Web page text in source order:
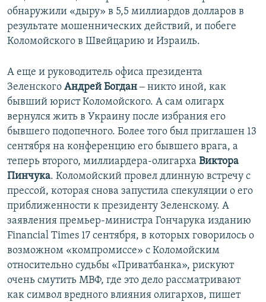
обнаружили «дыру» в 5,5 миллиардов долларов в
результате мошеннических действий, и побеге
Коломойского в Швейцарию и Израиль.
А еще и руководитель офиса президента
Зеленского Андрей Богдан‒ никто иной, как
бывший юрист Коломойского. А сам олигарх
вернулся жить в Украину после избрания его
бывшего подопечного. Более того был приглашен 13
сентября на конференцию его бывшего врага, а
теперь второго, миллиардера-олигарха Виктора
Пинчука. Коломойский провел длинную встречу с
прессой, которая снова запустила спекуляции о его
приближенности к президенту Зеленскому. А
заявления премьер-министра Гончарука изданию
Financial Times 17 сентября, в которых говорилось о
возможном «компромиссе» с Коломойским
относительно судьбы «Приватбанка», рискуют
очень смутить МВФ, где это дело рассматривают
как символ вредного влияния олигархов, пишет